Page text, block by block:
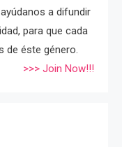
a difundir
para que cada
de éste género.
>>> Join Now!!!